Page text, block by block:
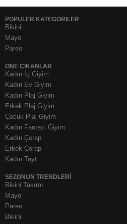
POPÜLER KATEGORİLER
Bikini
Mayo
Pareo
ÖNE ÇIKANLAR
Kadın İç Giyim
Kadın Ev Giyim
Kadın Plaj Giyim
Erkek Plaj Giyim
Çocuk Plaj Giyim
Kadın Fantezi Giyim
Kadın Çorap
Erkek Çorap
Kadın Tayt
SEZONUN TRENDLERI
Bikini Takımı
Mayo
Pareo
Bikini